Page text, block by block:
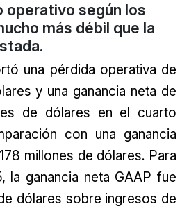
operativo según los
más débil que la
una pérdida operativa de
y una ganancia neta de
de dólares en el cuarto
con una ganancia
millones de dólares. Para
la ganancia neta GAAP fue
dólares sobre ingresos de